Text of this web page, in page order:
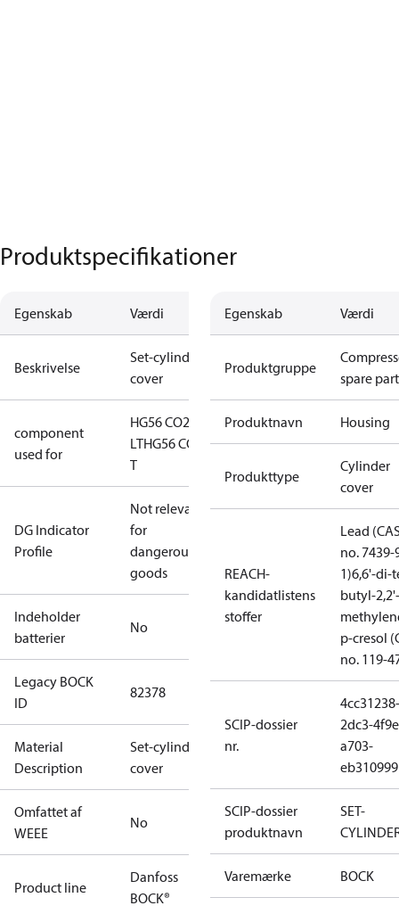
Produktspecifikationer
Egenskab Værdi
Beskrivelse
Set-cylinder
cover
component
used for
HG56 CO2
LTHG56 CO2
T
DG Indicator
Profile
Not relevant
for
dangerous
goods
Indeholder
batterier
No
Legacy BOCK
ID
82378
Material
Description
Set-cylinder
cover
Omfattet af
WEEE
No
Product line
Danfoss
BOCK®
Egenskab Værdi
Produktgruppe
spare
Produktnavn Housing
Produkttype
Cylinder
cover
REACH-
kandidatlistens
stoffer
Lead
no. 7439-
1)6,6'-di-
butyl-2,2'-
p-cresol
no. 119-
SCIP-dossier
nr.
4cc31238-
2dc3-
a703-
SCIP-dossier
produktnavn
SET-
Varemærke BOCK